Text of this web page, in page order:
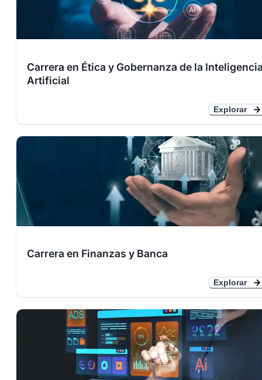
Carrera en Ética y Gobernanza de la
Artificial
Explorar
Carrera en Finanzas y Banca
Explorar